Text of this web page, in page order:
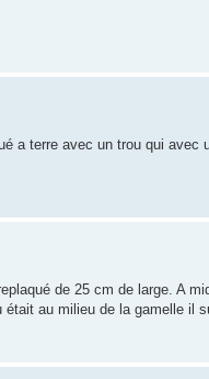
a terre avec un trou qui avec
de 25 cm de large. A
était au milieu de la gamelle il